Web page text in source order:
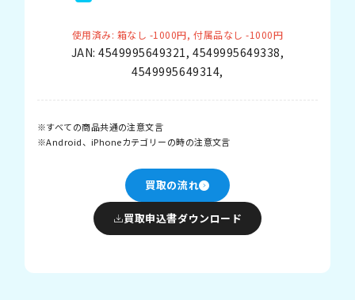
使用済み: 箱なし -1000円, 付属品なし -1000円
JAN:4549995649321,4549995649338,
4549995649314,
すべての商品共通の注意文言
Android、iPhoneカテゴリーの時の注意文言
買取の流れ
買取申込書ダウンロード